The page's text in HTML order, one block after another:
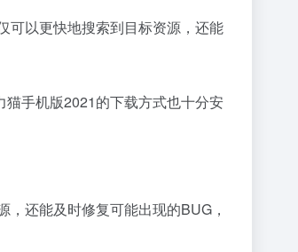
可以更快地搜索到目标资源，还能
手机版2021的下载方式也十分安
还能及时修复可能出现的BUG，